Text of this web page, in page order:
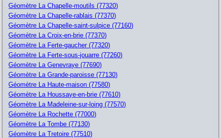
Géomètre La Chapelle-moutils (77320)
Géomètre La Chapelle-rablais (77370)
Géomètre La Chapelle-saint-sulpice (77160)
Géomètre La Croix-en-brie (77370)
Géomètre La Ferte-gaucher (77320)
Géomètre La Ferte-sous-jouarre (77260)
Géomètre La Genevraye (77690)
Géomètre La Grande-paroisse (77130)
Géomètre La Haute-maison (77580)
Géomètre La Houssaye-en-brie (77610)
Géomètre La Madeleine-sur-loing (77570)
Géomètre La Rochette (77000)
Géomètre La Tombe (77130)
Géomètre La Tretoire (77510)